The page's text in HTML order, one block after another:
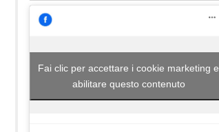
Fai clic per accettare i cookie marketing e
abilitare questo contenuto